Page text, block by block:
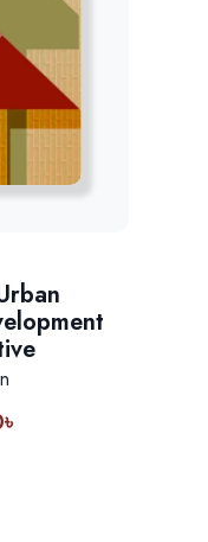
৳Current